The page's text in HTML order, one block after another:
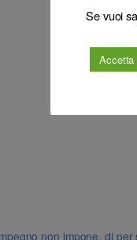
non impone, di
Se vuoi
Accetta